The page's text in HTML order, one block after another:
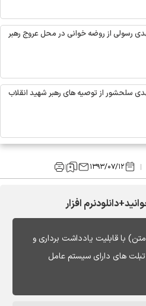
رسولی از روضه خوانی در محل عروج رهبر
سلحشور از توصیه های رهبر شهید انقلاب
۱۳۹۳/۰۷/۱۲
افزار
با قابلیت یادداشت برداری و
های دارای سیستم عامل